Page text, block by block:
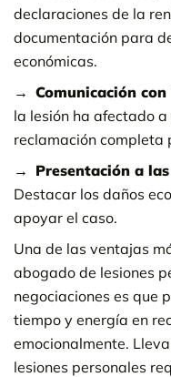
declaraciones de la
documentación para
económicas.
Comunicación
la lesión ha afectado
reclamación completa
Presentación a
Destacar los daños
apoyar el caso.
Una de las ventajas
abogado de lesiones
negociaciones es que
tiempo y energía en
emocionalmente.
lesiones personales